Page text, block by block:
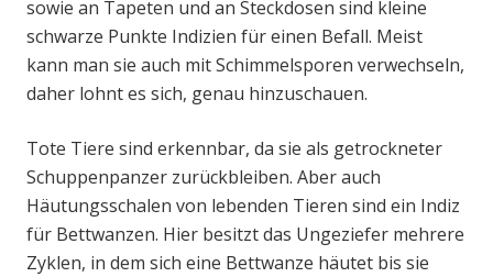
sowie an Tapeten und an Steckdosen sind kleine
schwarze Punkte Indizien für einen Befall. Meist
kann man sie auch mit Schimmelsporen verwechseln,
daher lohnt es sich, genau hinzuschauen.
Tote Tiere sind erkennbar, da sie als getrockneter
Schuppenpanzer zurückbleiben. Aber auch
Häutungsschalen von lebenden Tieren sind ein Indiz
für Bettwanzen. Hier besitzt das Ungeziefer mehrere
Zyklen, in dem sich eine Bettwanze häutet bis sie